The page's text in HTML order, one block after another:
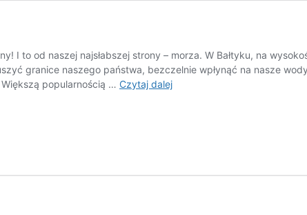
I to od naszej najsłabszej strony – morza. W Bałtyku, na
granice naszego państwa, bezczelnie wpłynąć na nasze
popularnością … Czytaj dalejSzczęki